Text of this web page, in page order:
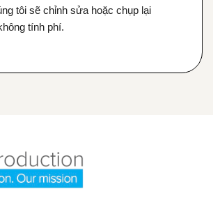
tôi sẽ chỉnh sửa hoặc chụp lại
tính phí.